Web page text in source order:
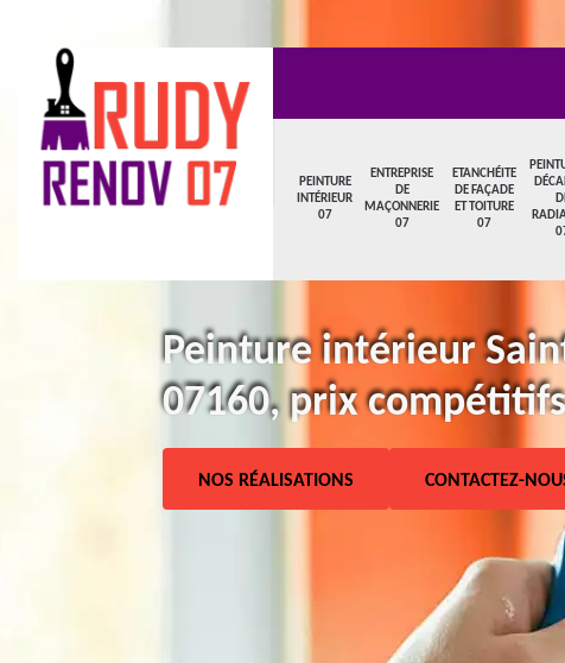
PEINTURE
INTÉRIEUR
07
ENTREPRISE
DE
MAÇONNERIE
07
ETANCHÉITE
DE FAÇADE
ET TOITURE
07
Peinture intérieur
07160, prix
NOS RÉALISATIONS CONTACTEZ-